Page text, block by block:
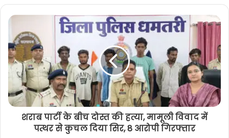
शराब पार्टी के बीच दोस्त की हत्या, मामूली विवाद में
पत्थर से कुचल दिया सिर, 8 आरोपी गिरफ्तार